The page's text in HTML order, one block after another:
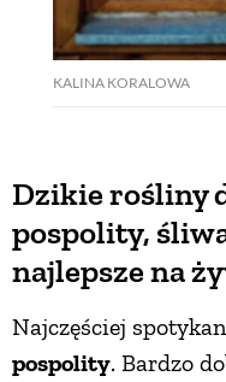
KALINA KORALOWA
Dzikie rośliny
pospolity,
najlepsze na
Najczęściej
pospolity. Bardzo